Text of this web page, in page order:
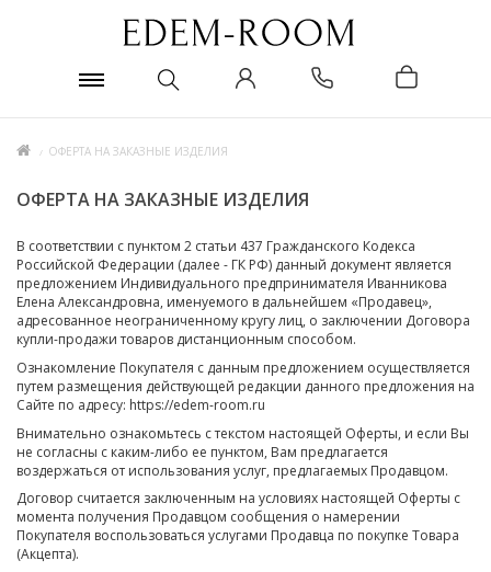
ОФЕРТА НА ЗАКАЗНЫЕ ИЗДЕЛИЯ
ОФЕРТА НА ЗАКАЗНЫЕ ИЗДЕЛИЯ
В соответствии с пунктом 2 статьи 437 Гражданского Кодекса
Российской Федерации (далее - ГК РФ) данный документ является
предложением Индивидуального предпринимателя Иванникова
Елена Александровна, именуемого в дальнейшем «Продавец»,
адресованное неограниченному кругу лиц, о заключении Договора
купли-продажи товаров дистанционным способом.
Ознакомление Покупателя с данным предложением осуществляется
путем размещения действующей редакции данного предложения на
Сайте по адресу: https://edem-room.ru
Внимательно ознакомьтесь с текстом настоящей Оферты, и если Вы
не согласны с каким-либо ее пунктом, Вам предлагается
воздержаться от использования услуг, предлагаемых Продавцом.
Договор считается заключенным на условиях настоящей Оферты с
момента получения Продавцом сообщения о намерении
Покупателя воспользоваться услугами Продавца по покупке Товара
(Акцепта).